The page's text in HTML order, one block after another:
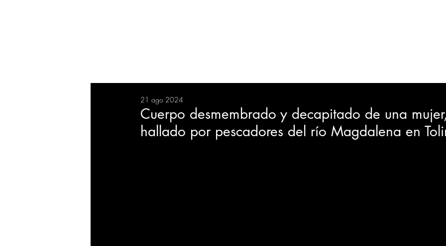
BIENESTAR EVENTOS
TECNOLOGIA TURISMO
Cuerpo desmembrado y decapitado de una
hallado por pescadores del río Magdalena en
21 ago 2024